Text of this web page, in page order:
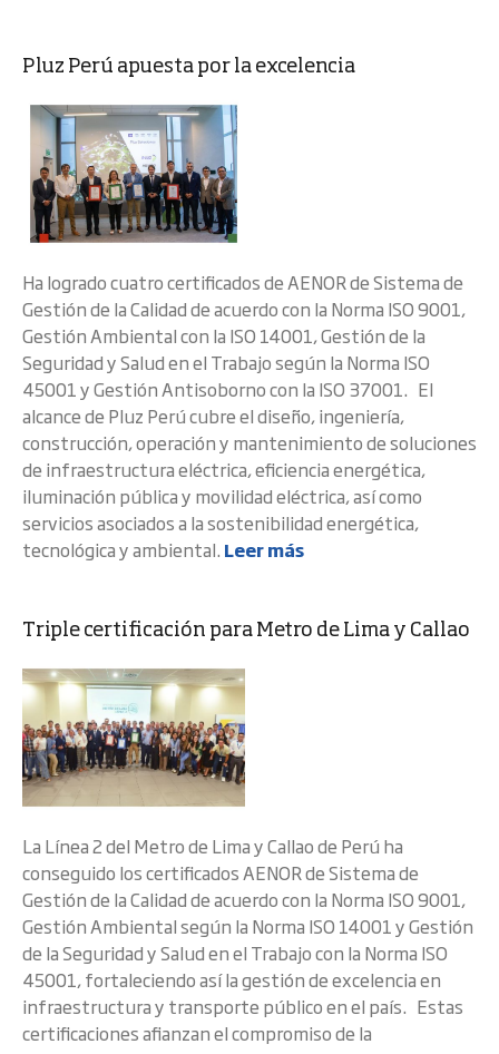
Pluz Perú apuesta por la excelencia
Ha logrado cuatro certificados de AENOR de Sistema de
Gestión de la Calidad de acuerdo con la Norma ISO 9001,
Gestión Ambiental con la ISO 14001, Gestión de la
Seguridad y Salud en el Trabajo según la Norma ISO
45001 y Gestión Antisoborno con la ISO 37001. El
alcance de Pluz Perú cubre el diseño, ingeniería,
construcción, operación y mantenimiento de soluciones
de infraestructura eléctrica, eficiencia energética,
iluminación pública y movilidad eléctrica, así como
servicios asociados a la sostenibilidad energética,
tecnológica y ambiental. Leer más
Triple certificación para Metro de Lima y Callao
La Línea 2 del Metro de Lima y Callao de Perú ha
conseguido los certificados AENOR de Sistema de
Gestión de la Calidad de acuerdo con la Norma ISO 9001,
Gestión Ambiental según la Norma ISO 14001 y Gestión
de la Seguridad y Salud en el Trabajo con la Norma ISO
45001, fortaleciendo así la gestión de excelencia en
infraestructura y transporte público en el país. Estas
certificaciones afianzan el compromiso de la